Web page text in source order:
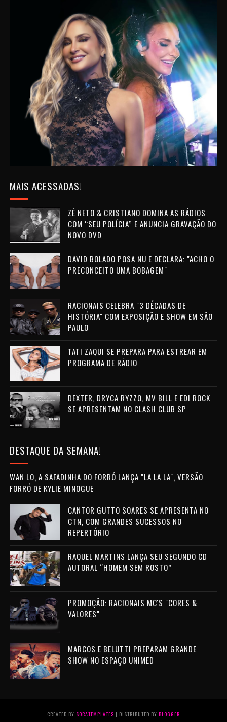
MAIS ACESSADAS!
ZÉ NETO & CRISTIANO DOMINA AS RÁDIOS
COM “SEU POLÍCIA” E ANUNCIA GRAVAÇÃO DO
NOVO DVD
DAVID BOLADO POSA NU E DECLARA: "ACHO O
PRECONCEITO UMA BOBAGEM"
RACIONAIS CELEBRA "3 DÉCADAS DE
HISTÓRIA" COM EXPOSIÇÃO E SHOW EM SÃO
PAULO
TATI ZAQUI SE PREPARA PARA ESTREAR EM
PROGRAMA DE RÁDIO
DEXTER, DRYCA RYZZO, MV BILL E EDI ROCK
SE APRESENTAM NO CLASH CLUB SP
DESTAQUE DA SEMANA!
WAN LO, A SAFADINHA DO FORRÓ LANÇA "LA LA LA", VERSÃO
FORRÓ DE KYLIE MINOGUE
CANTOR GUTTO SOARES SE APRESENTA NO
CTN, COM GRANDES SUCESSOS NO
REPERTÓRIO
RAQUEL MARTINS LANÇA SEU SEGUNDO CD
AUTORAL “HOMEM SEM ROSTO”
PROMOÇÃO: RACIONAIS MC'S "CORES &
VALORES"
MARCOS E BELUTTI PREPARAM GRANDE
SHOW NO ESPAÇO UNIMED
CREATED BY SORATEMPLATES | DISTRIBUTED BY BLOGGER